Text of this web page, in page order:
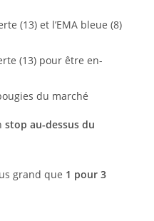
(13) et l’EMA bleue (8)
(13) pour être en-
du marché
stop au-dessus du
grand que 1 pour 3